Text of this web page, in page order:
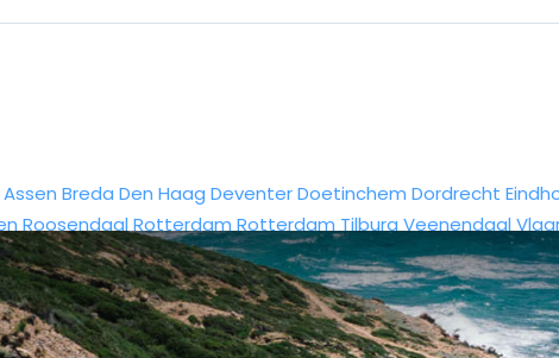
Assen Breda Den Haag DeventerDoetinchem Dordrecht
Roosendaal Rotterdam Rotterdam Tilburg Veenendaal